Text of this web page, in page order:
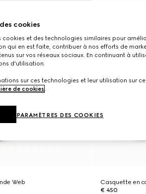
Web
Casquette en
€ 450
cookies
cookies et des technologies similaires pour
qui en est faite, contribuer à nos efforts de
sur vos réseaux sociaux. En continuant à
d'utilisation.
sur ces technologies et leur utilisation sur
de cookies.
PARAMÈTRES DES COOKIES